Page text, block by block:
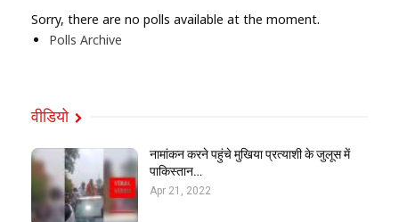
Sorry, there are no polls available at the moment.
Polls Archive
वीडियो
नामांकन करने पहुंचे मुखिया प्रत्याशी के जुलूस में
पाकिस्तान…
Apr 21, 2022